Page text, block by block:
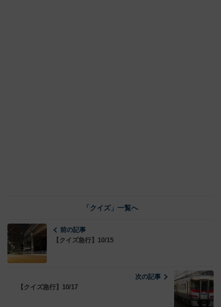
「クイズ」一覧へ
前の記事
【クイズ急行】10/15
次の記事
【クイズ急行】10/17